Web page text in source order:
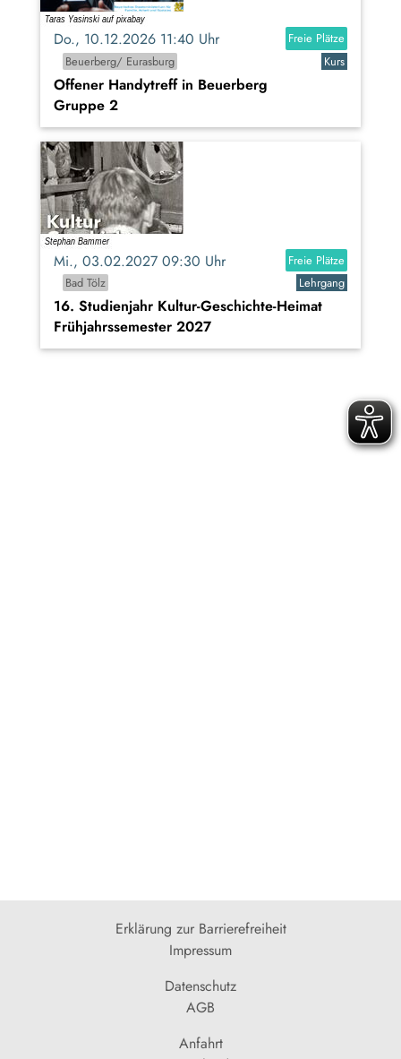
Do., 10.12.2026 11:40 Uhr
Freie Plätze
Beuerberg/ Eurasburg
Kurs
Offener Handytreff in Beuerberg
Gruppe 2
Mi., 03.02.2027 09:30 Uhr
Freie Plätze
Bad Tölz
Lehrgang
16. Studienjahr Kultur-Geschichte-Heimat
Frühjahrssemester 2027
Erklärung zur Barrierefreiheit
Impressum
Datenschutz
AGB
Anfahrt